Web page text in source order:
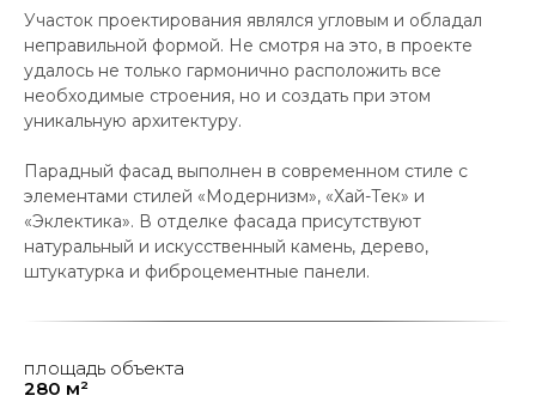
Участок проектирования являлся угловым и обладал
неправильной формой. Не смотря на это, в проекте
удалось не только гармонично расположить все
необходимые строения, но и создать при этом
уникальную архитектуру.
Парадный фасад выполнен в современном стиле с
элементами стилей «Модернизм», «Хай-Тек» и
«Эклектика». В отделке фасада присутствуют
натуральный и искусственный камень, дерево,
штукатурка и фиброцементные панели.
площадь объекта
280 м²